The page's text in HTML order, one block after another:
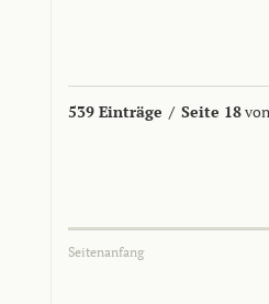
539 Einträge / Seite 18
Seitenanfang